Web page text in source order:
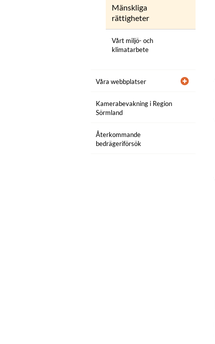
Mänskliga
rättigheter
Vårt miljö- och
klimatarbete
Våra webbplatser
Kamerabevakning i Region
Sörmland
Återkommande
bedrägeriförsök